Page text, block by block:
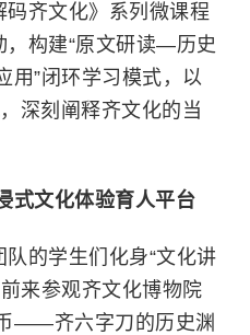
码齐文化》系列微课程
，构建“原文研读—历史
”闭环学习模式，以
深刻阐释齐文化的当
式文化体验育人平台
队的学生们化身“文化讲
来参观齐文化博物院
——齐六字刀的历史渊